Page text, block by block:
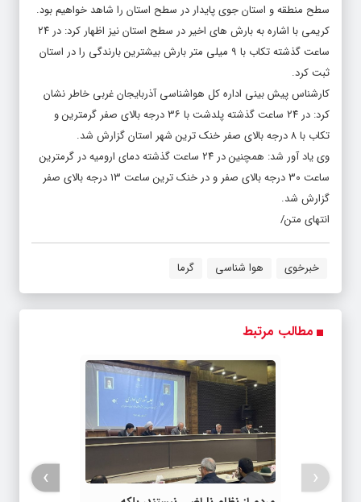
سطح منطقه و استان جوی پایدار در سطح استان را شاهد خواهیم بود.
کریمی با اشاره به بارش های اخیر در سطح استان نیز اظهار کرد: در ۲۴
ساعت گذشته تکاب با ۹ میلی متر بارش بیشترین بارندگی را در استان
ثبت کرد.
کارشناس پیش بینی اداره کل هواشناسی آذربایجان غربی خاطر نشان
کرد: در ۲۴ ساعت گذشته پلدشت با ۳۶ درجه بالای صفر گرمترین و
تکاب با ۸ درجه بالای صفر خنک ترین شهر استان گزارش شد.
وی یاد آور شد: همچنین در ۲۴ ساعت گذشته دمای ارومیه در گرمترین
ساعت ۳۰ درجه بالای صفر و در خنک ترین ساعت ۱۳ درجه بالای صفر
گزارش شد.
انتهای متن/
خبرخوی هوا شناسی گرما
مطالب مرتبط
‹
›